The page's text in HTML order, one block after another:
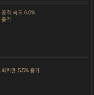
공격 속도 6.0%
증가
회피율 5.5% 증가